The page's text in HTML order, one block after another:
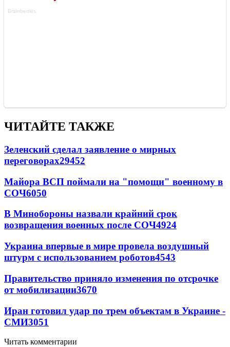
ЧИТАЙТЕ ТАКЖЕ
Зеленский сделал заявление о мирных
переговорах29452
Майора ВСП поймали на "помощи" военному в
СОЧ6050
В Минобороны назвали крайний срок
возвращения военных после СОЧ4924
Украина впервые в мире провела воздушный
штурм с использованием роботов4543
Правительство приняло изменения по отсрочке
от мобилизации3670
Иран готовил удар по трем объектам в Украине -
СМИ3051
Читать комментарии